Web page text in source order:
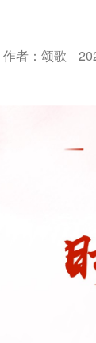
作者：颂歌